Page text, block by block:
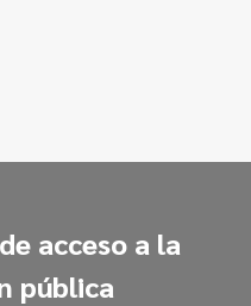
acceso a la
pública